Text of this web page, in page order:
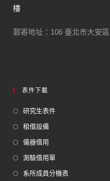
樓
郵寄地址：106 臺北市大安
表件下載
研究生表件
租借設備
儀器借用
測驗借用單
系所成員分機表